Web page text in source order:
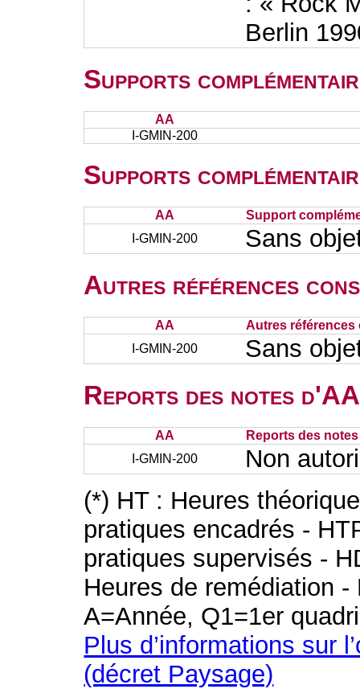
Berlin
Supports
AA
I-GMIN-200
Supports
AA
Support
I-GMIN-200
Sans
Autres références
AA
Autres références
I-GMIN-200
Sans
Reports des notes
AA
Reports des
I-GMIN-200
Non
(*) HT : Heures
pratiques encadrés -
pratiques supervisés -
Heures de remédiation
A=Année, Q1=1er
Plus d’informations sur
(décret Paysage)